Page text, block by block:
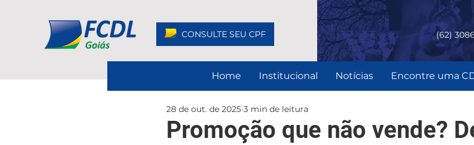
CONSULTE SEU CPF (62)
Home Institucional Notícias Encontre uma
Promoção que não vende?
28 de out. de 2025 3 min de leitura